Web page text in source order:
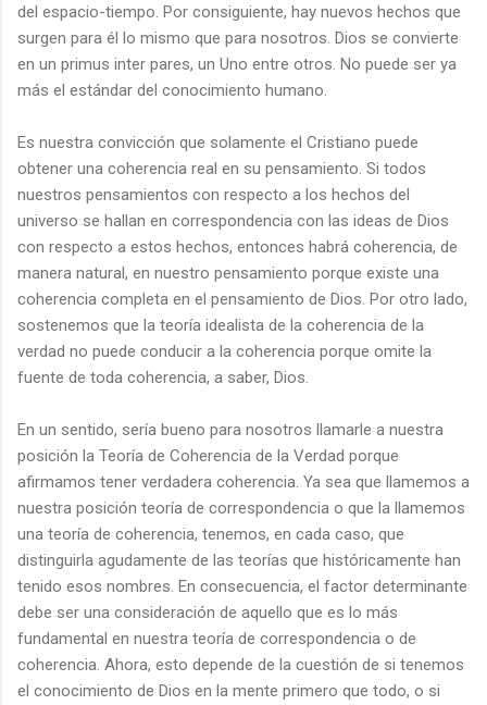
del espacio-tiempo. Por consiguiente, hay nuevos hechos que
surgen para él lo mismo que para nosotros. Dios se convierte
en un primus inter pares, un Uno entre otros. No puede ser ya
más el estándar del conocimiento humano.
Es nuestra convicción que solamente el Cristiano puede
obtener una coherencia real en su pensamiento. Si todos
nuestros pensamientos con respecto a los hechos del
universo se hallan en correspondencia con las ideas de Dios
con respecto a estos hechos, entonces habrá coherencia, de
manera natural, en nuestro pensamiento porque existe una
coherencia completa en el pensamiento de Dios. Por otro lado,
sostenemos que la teoría idealista de la coherencia de la
verdad no puede conducir a la coherencia porque omite la
fuente de toda coherencia, a saber, Dios.
En un sentido, sería bueno para nosotros llamarle a nuestra
posición la Teoría de Coherencia de la Verdad porque
afirmamos tener verdadera coherencia. Ya sea que llamemos a
nuestra posición teoría de correspondencia o que la llamemos
una teoría de coherencia, tenemos, en cada caso, que
distinguirla agudamente de las teorías que históricamente han
tenido esos nombres. En consecuencia, el factor determinante
debe ser una consideración de aquello que es lo más
fundamental en nuestra teoría de correspondencia o de
coherencia. Ahora, esto depende de la cuestión de si tenemos
el conocimiento de Dios en la mente primero que todo, o si